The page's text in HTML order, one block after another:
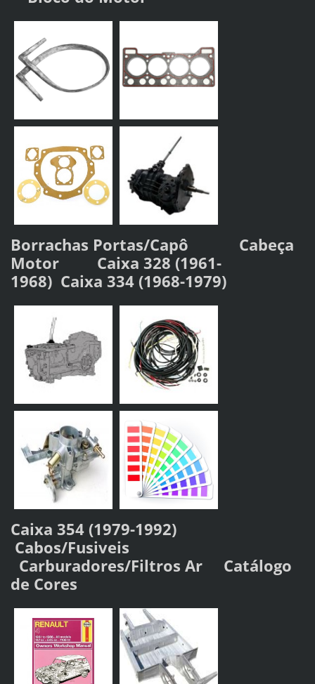
Borrachas Portas/Capô Cabeça
Motor Caixa 328 (1961-
1968) Caixa 334 (1968-1979)
Caixa 354 (1979-1992)
Cabos/Fusiveis
Carburadores/Filtros Ar Catálogo
de Cores